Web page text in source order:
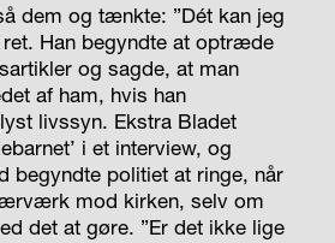
dem og tænkte: ”Dét kan jeg
Han begyndte at optræde
og sagde, at man
af ham, hvis han
livssyn. Ekstra Bladet
i et interview, og
begyndte politiet at ringe, når
mod kirken, selv om
det at gøre. ”Er det ikke lige